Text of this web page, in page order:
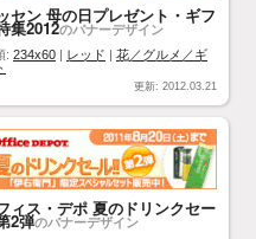
セン 母の日プレゼント・ギフ
集2012のバナーデザイン
: 234x60 レッド
花／グルメ／ギ
更新: 2012.03.21
ィス・デポ 夏のドリンクセー
2弾のバナーデザイン